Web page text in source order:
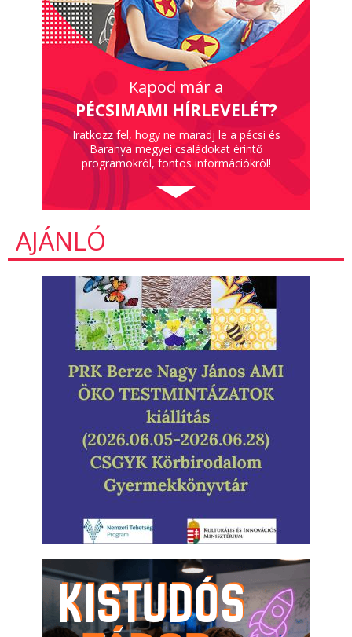
Kapod már a
PÉCSIMAMI HÍRLEVELÉT?
Iratkozz fel, hogy ne maradj le a pécsi és
Baranya megyei családokat érintő
programokról, fontos információkról!
AJÁNLÓ